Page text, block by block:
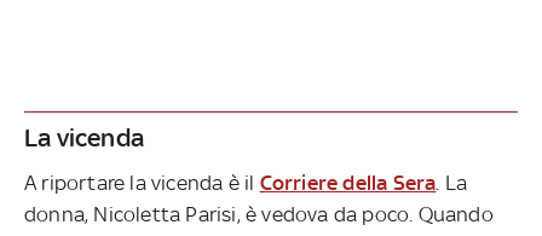
La vicenda
A riportare la vicenda è il Corriere della Sera . La
donna, Nicoletta Parisi, è vedova da poco. Quando